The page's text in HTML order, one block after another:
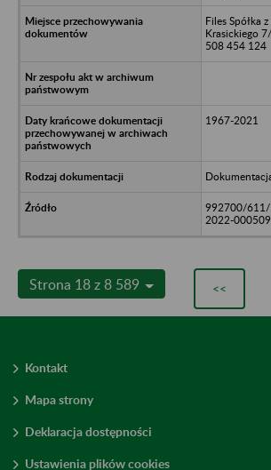
Files Spółka
Krasickiego
508 454 124
1967-2021
992700/611/
2022-
Strona 18 z 8 589 <<
Kontakt
Mapa strony
Deklaracja dostępności
Ustawienia plików cookies